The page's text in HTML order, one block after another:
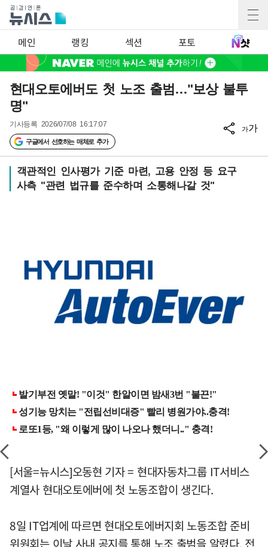
메인 랭킹 섹션 포토
현대오토에버도 첫 노조 출범…"보상 불투
명"
기사등록 2026/07/08 16:17:07
구글에서 선호하는 매체로 추가
가가
객관적인 인사평가 기준 마련, 고용 안정 등 요구
사측 "관련 법규를 준수하며 소통해나갈 것"
[서울=뉴시스]오동현 기자 = 현대자동차그룹 IT서비스
계열사 현대오토에버에 첫 노동조합이 생긴다.
8일 IT업계에 따르면 현대오토에버지회 노동조합 준비
위원회는 이날 사내 공지를 통해 노조 출범을 알렸다. 전